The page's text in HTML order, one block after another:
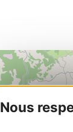
Nous